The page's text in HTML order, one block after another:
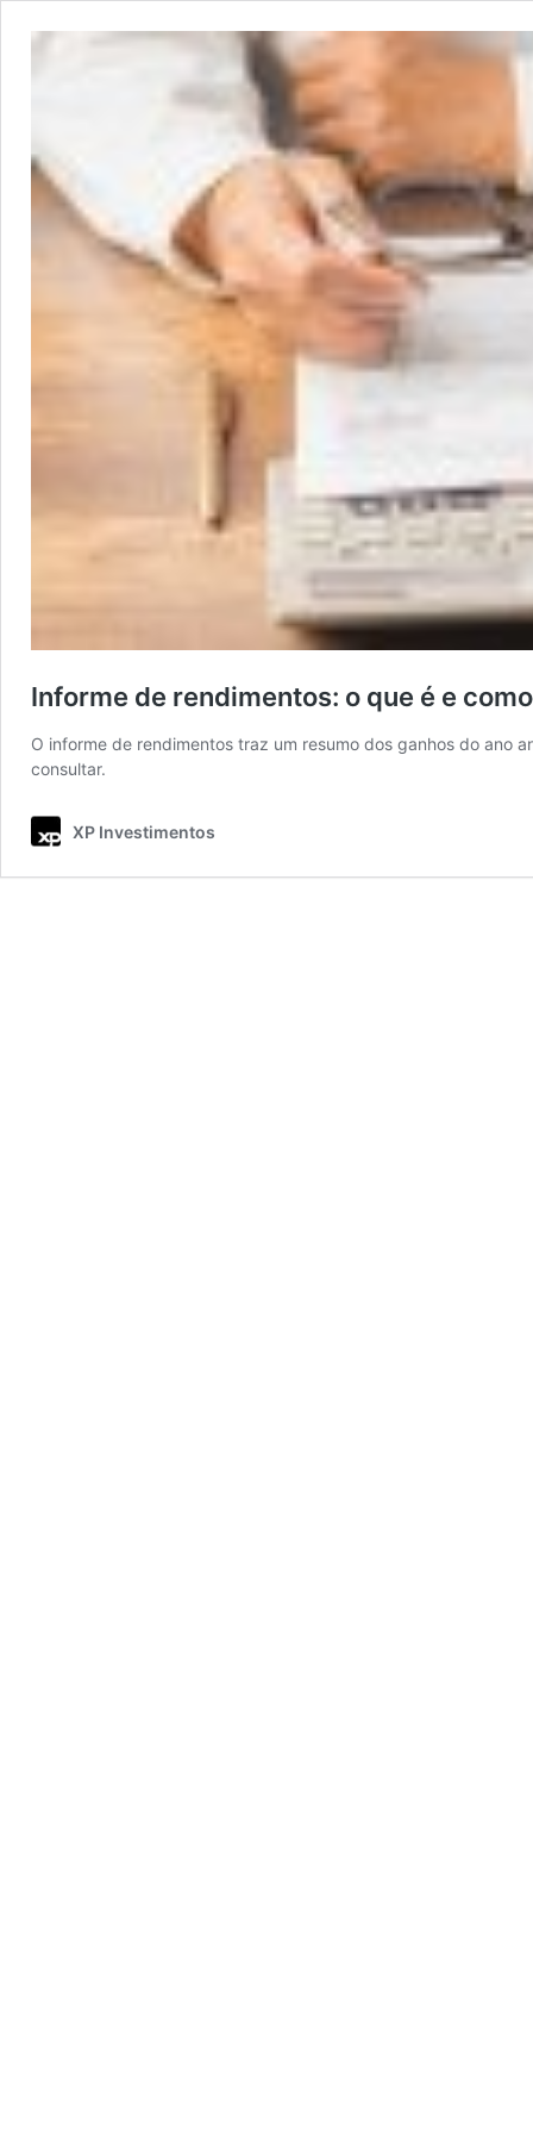
Informe de rendimentos: o que é e
O informe de rendimentos traz um resumo dos ganhos do ano
consultar.
XP Investimentos